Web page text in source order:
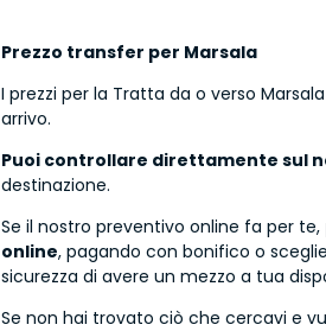
Prezzo transfer per Marsala
I prezzi per la Tratta da o verso
arrivo.
Puoi controllare direttamente sul
destinazione.
Se il nostro preventivo online fa per te,
online, pagando con bonifico o
sicurezza di avere un mezzo a tua
Se non hai trovato ciò che cercavi e